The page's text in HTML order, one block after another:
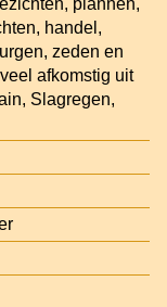
handel,
zeden en
afkomstig uit
Slagregen,